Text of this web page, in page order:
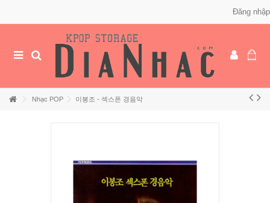
Đăng nhập
Nhạc POP 이봉조 - 섹스폰 경음악